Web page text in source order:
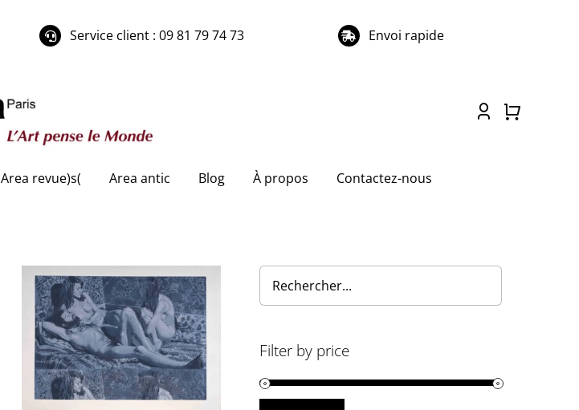
Service client : 09 81 79 74 73 Envoi rapide
Area revue)s( Area antic Blog À propos Contactez-nous
(1054) LE BOUL’CH Jean-
Pierre – Atelier Ludique
(4)
Filter by price